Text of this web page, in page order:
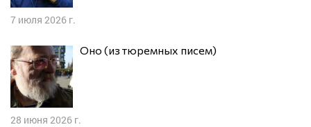
7 июля 2026 г.
Оно (из тюремных писем)
28 июня 2026 г.